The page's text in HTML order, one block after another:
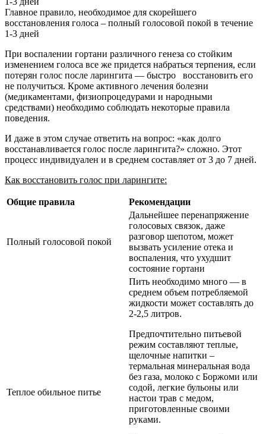
Главное правило, необходимое для скорейшего
восстановления голоса – полный голосовой покой в течение
1-3 дней
При воспалении гортани различного генеза со стойким
изменением голоса все же придется набраться терпения, если
потерян голос после ларингита — быстро восстановить его
не получиться. Кроме активного лечения болезни
(медикаментами, физиопроцедурами и народными
средствами) необходимо соблюдать некоторые правила
поведения.
И даже в этом случае ответить на вопрос: «как долго
восстанавливается голос после ларингита?» сложно. Этот
процесс индивидуален и в среднем составляет от 3 до 7 дней.
Как восстановить голос при ларингите:
Общие правила Рекомендации
Полный голосовой покой
Дальнейшее перенапряжение
голосовых связок, даже
разговор шепотом, может
вызвать усиление отека и
воспаления, что ухудшит
состояние гортани
Теплое обильное питье
Пить необходимо много — в
среднем объем потребляемой
жидкости может составлять до
2-2,5 литров.
Предпочтительно питьевой
режим составляют теплые,
щелочные напитки –
термальная минеральная вода
без газа, молоко с Боржоми или
содой, легкие бульоны или
настои трав с медом,
приготовленные своими
руками.